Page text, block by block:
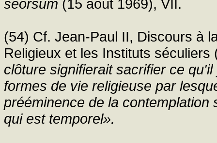
seorsum (15 août 1969), VII.
(54) Cf. Jean-Paul II, Discours à
Religieux et les Instituts
clôture signifierait sacrifier ce
formes de vie religieuse par
prééminence de la
qui est temporel».